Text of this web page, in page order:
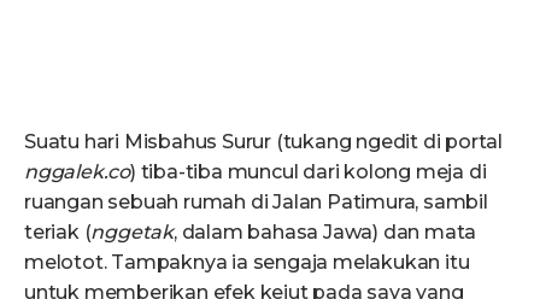
Suatu hari Misbahus Surur (tukang ngedit di portal
nggalek.co) tiba-tiba muncul dari kolong meja di
ruangan sebuah rumah di Jalan Patimura, sambil
teriak (nggetak, dalam bahasa Jawa) dan mata
melotot. Tampaknya ia sengaja melakukan itu
untuk memberikan efek kejut pada saya yang